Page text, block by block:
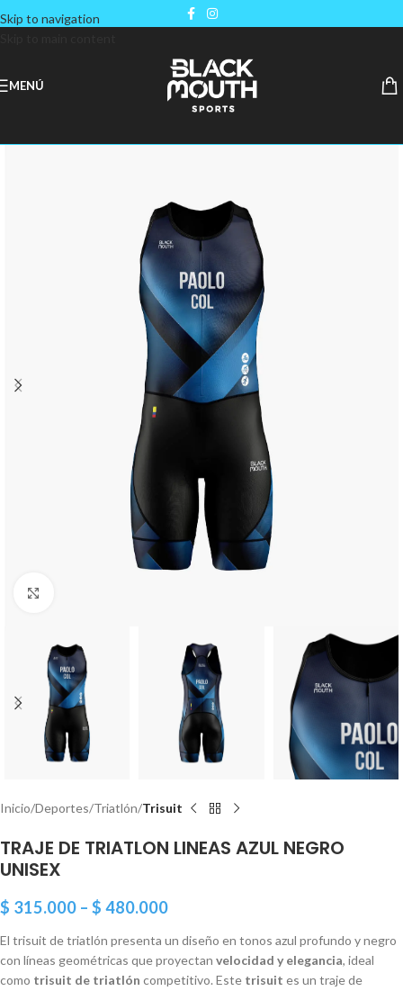
Skip to navigation
MENÚ
Inicio Deportes Triatlón Trisuit
TRAJE DE TRIATLON LINEAS AZUL NEGRO
UNISEX
$ 315.000 – $ 480.000
El trisuit de triatlón presenta un diseño en tonos azul profundo y negro
con líneas geométricas que proyectan velocidad y elegancia, ideal
como trisuit de triatlón competitivo. Este trisuit es un traje de